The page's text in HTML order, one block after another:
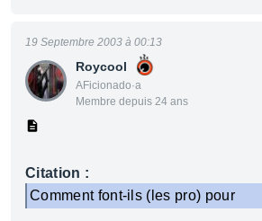
Roycool
AFicionado·a
Membre depuis 24 ans
19 Septembre 2003 à 00:13
Citation :
Comment font-ils (les pro) pour